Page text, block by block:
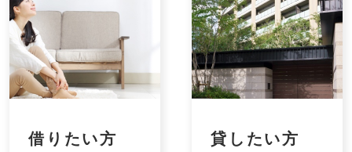
借りたい方 貸したい方